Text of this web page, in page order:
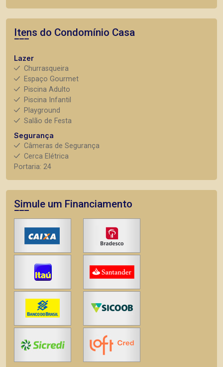
Itens do Condomínio Casa
Lazer
Churrasqueira
Espaço Gourmet
Piscina Adulto
Piscina Infantil
Playground
Salão de Festa
Segurança
Câmeras de Segurança
Cerca Elétrica
Portaria: 24
Simule um Financiamento